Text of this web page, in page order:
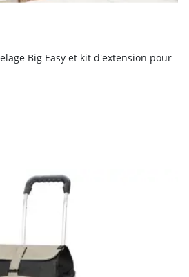
Big Easy et kit d'extension pour